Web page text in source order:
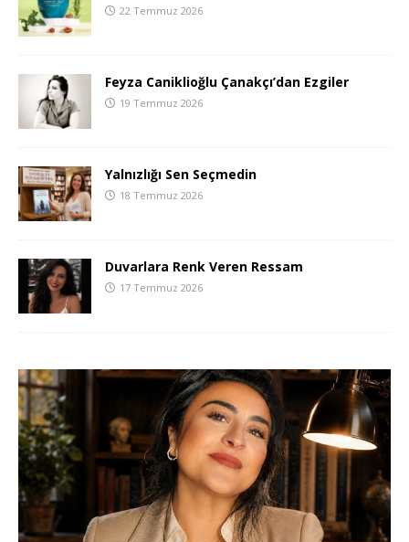
22 Temmuz 2026
Feyza Caniklioğlu Çanakçı’dan Ezgiler
19 Temmuz 2026
Yalnızlığı Sen Seçmedin
18 Temmuz 2026
Duvarlara Renk Veren Ressam
17 Temmuz 2026